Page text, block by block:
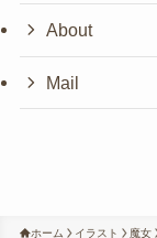
About
Mail
ホーム イラスト 魔女